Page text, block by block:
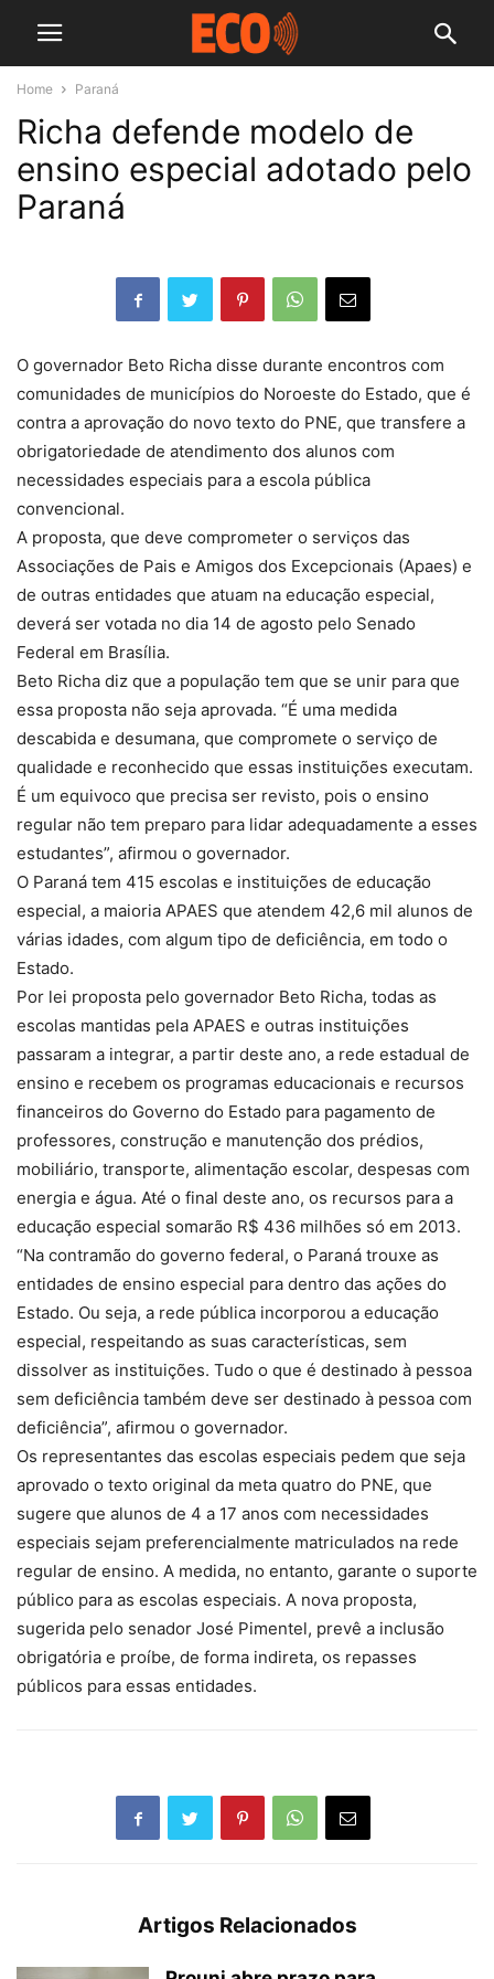
Home Paraná
Richa defende modelo de
ensino especial adotado pelo
Paraná
O governador Beto Richa disse durante encontros com
comunidades de municípios do Noroeste do Estado, que é
contra a aprovação do novo texto do PNE, que transfere a
obrigatoriedade de atendimento dos alunos com
necessidades especiais para a escola pública
convencional.
A proposta, que deve comprometer o serviços das
Associações de Pais e Amigos dos Excepcionais (Apaes) e
de outras entidades que atuam na educação especial,
deverá ser votada no dia 14 de agosto pelo Senado
Federal em Brasília.
Beto Richa diz que a população tem que se unir para que
essa proposta não seja aprovada. “É uma medida
descabida e desumana, que compromete o serviço de
qualidade e reconhecido que essas instituições executam.
É um equivoco que precisa ser revisto, pois o ensino
regular não tem preparo para lidar adequadamente a esses
estudantes”, afirmou o governador.
O Paraná tem 415 escolas e instituições de educação
especial, a maioria APAES que atendem 42,6 mil alunos de
várias idades, com algum tipo de deficiência, em todo o
Estado.
Por lei proposta pelo governador Beto Richa, todas as
escolas mantidas pela APAES e outras instituições
passaram a integrar, a partir deste ano, a rede estadual de
ensino e recebem os programas educacionais e recursos
financeiros do Governo do Estado para pagamento de
professores, construção e manutenção dos prédios,
mobiliário, transporte, alimentação escolar, despesas com
energia e água. Até o final deste ano, os recursos para a
educação especial somarão R$ 436 milhões só em 2013.
“Na contramão do governo federal, o Paraná trouxe as
entidades de ensino especial para dentro das ações do
Estado. Ou seja, a rede pública incorporou a educação
especial, respeitando as suas características, sem
dissolver as instituições. Tudo o que é destinado à pessoa
sem deficiência também deve ser destinado à pessoa com
deficiência”, afirmou o governador.
Os representantes das escolas especiais pedem que seja
aprovado o texto original da meta quatro do PNE, que
sugere que alunos de 4 a 17 anos com necessidades
especiais sejam preferencialmente matriculados na rede
regular de ensino. A medida, no entanto, garante o suporte
público para as escolas especiais. A nova proposta,
sugerida pelo senador José Pimentel, prevê a inclusão
obrigatória e proíbe, de forma indireta, os repasses
públicos para essas entidades.
Artigos Relacionados